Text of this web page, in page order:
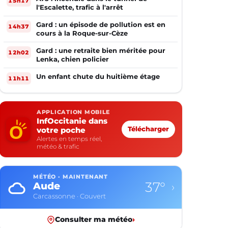
l'Escalette, trafic à l'arrêt
14h37
Gard : un épisode de pollution est en
cours à la Roque-sur-Cèze
12h02
Gard : une retraite bien méritée pour
Lenka, chien policier
11h11 Un enfant chute du huitième étage
APPLICATION MOBILE
InfOccitanie dans
votre poche
Alertes en temps réel,
météo & trafic
Télécharger
MÉTÉO · MAINTENANT
Aude
Carcassonne · Couvert
37° ›
Consulter ma météo›